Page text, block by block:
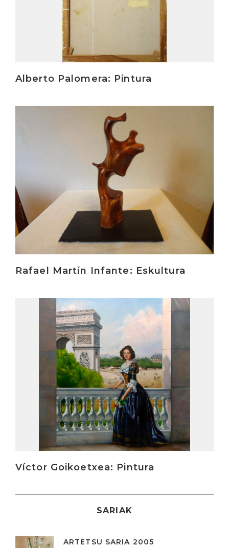
Alberto Palomera: Pintura
Rafael Martín Infante: Eskultura
Víctor Goikoetxea: Pintura
SARIAK
ARTETSU SARIA 2005